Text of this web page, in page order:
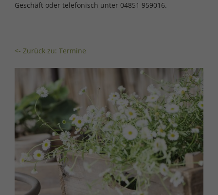
Geschäft oder telefonisch unter 04851 959016.
<- Zurück zu: Termine